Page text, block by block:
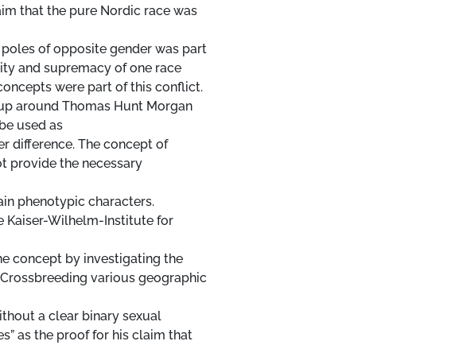
that the pure Nordic race was
of opposite gender was part
and supremacy of one race
were part of this conflict.
around Thomas Hunt Morgan
used as
difference. The concept of
provide the necessary
phenotypic characters.
Kaiser-Wilhelm-Institute for
concept by investigating the
various geographic
a clear binary sexual
as the proof for his claim that